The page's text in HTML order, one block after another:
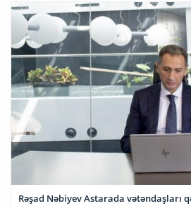
Rəşad Nəbiyev Astarada vətəndaşları